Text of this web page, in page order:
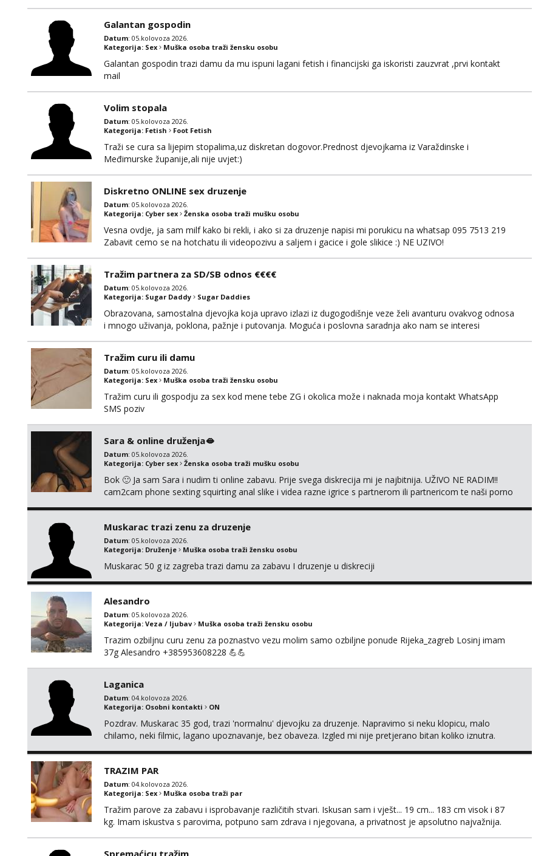
Galantan gospodin
Datum: 05.kolovoza 2026.
Kategorija: Sex Muška osoba traži žensku osobu
Galantan gospodin trazi damu da mu ispuni lagani fetish i financijski ga iskoristi zauzvrat ,prvi kontakt
mail
Volim stopala
Datum: 05.kolovoza 2026.
Kategorija: Fetish Foot Fetish
Traži se cura sa lijepim stopalima,uz diskretan dogovor.Prednost djevojkama iz Varaždinske i
Međimurske županije,ali nije uvjet:)
Diskretno ONLINE sex druzenje
Datum: 05.kolovoza 2026.
Kategorija: Cyber sex Ženska osoba traži mušku osobu
Vesna ovdje, ja sam milf kako bi rekli, i ako si za druzenje napisi mi porukicu na whatsap 095 7513 219
Zabavit cemo se na hotchatu ili videopozivu a saljem i gacice i gole slikice :) NE UZIVO!
Tražim partnera za SD/SB odnos €€€€
Datum: 05.kolovoza 2026.
Kategorija: Sugar Daddy Sugar Daddies
Obrazovana, samostalna djevojka koja upravo izlazi iz dugogodišnje veze želi avanturu ovakvog odnosa
i mnogo uživanja, poklona, pažnje i putovanja. Moguća i poslovna saradnja ako nam se interesi
Tražim curu ili damu
Datum: 05.kolovoza 2026.
Kategorija: Sex Muška osoba traži žensku osobu
Tražim curu ili gospodju za sex kod mene tebe ZG i okolica može i naknada moja kontakt WhatsApp
SMS poziv
Sara & online druženja🫦
Datum: 05.kolovoza 2026.
Kategorija: Cyber sex Ženska osoba traži mušku osobu
Bok 🙂 Ja sam Sara i nudim ti online zabavu. Prije svega diskrecija mi je najbitnija. UŽIVO NE RADIM!!
cam2cam phone sexting squirting anal slike i videa razne igrice s partnerom ili partnericom te naši porno
Muskarac trazi zenu za druzenje
Datum: 05.kolovoza 2026.
Kategorija: Druženje Muška osoba traži žensku osobu
Muskarac 50 g iz zagreba trazi damu za zabavu I druzenje u diskreciji
Alesandro
Datum: 05.kolovoza 2026.
Kategorija: Veza / ljubav Muška osoba traži žensku osobu
Trazim ozbiljnu curu zenu za poznastvo vezu molim samo ozbiljne ponude Rijeka_zagreb Losinj imam
37g Alesandro +385953608228 💪💪
Laganica
Datum: 04.kolovoza 2026.
Kategorija: Osobni kontakti ON
Pozdrav. Muskarac 35 god, trazi 'normalnu' djevojku za druzenje. Napravimo si neku klopicu, malo
chilamo, neki filmic, lagano upoznavanje, bez obaveza. Izgled mi nije pretjerano bitan koliko iznutra.
TRAZIM PAR
Datum: 04.kolovoza 2026.
Kategorija: Sex Muška osoba traži par
Tražim parove za zabavu i isprobavanje različitih stvari. Iskusan sam i vješt... 19 cm... 183 cm visok i 87
kg. Imam iskustva s parovima, potpuno sam zdrava i njegovana, a privatnost je apsolutno najvažnija.
Spremaćicu tražim